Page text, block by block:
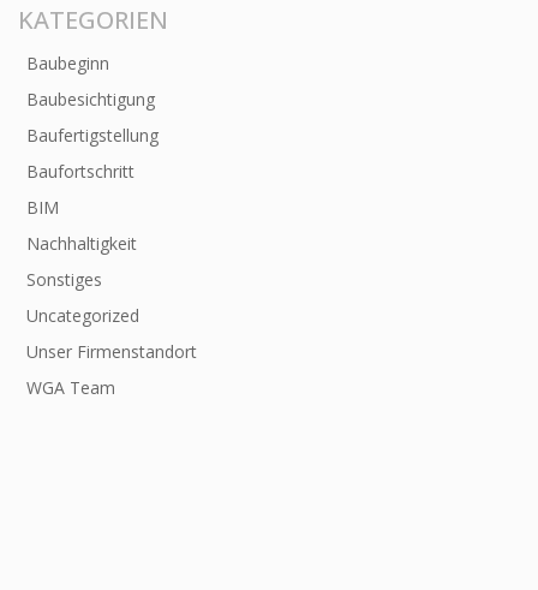
KATEGORIEN
Baubeginn
Baubesichtigung
Baufertigstellung
Baufortschritt
BIM
Nachhaltigkeit
Sonstiges
Uncategorized
Unser Firmenstandort
WGA Team